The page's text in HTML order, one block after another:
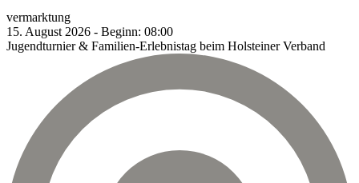
vermarktung
15. August 2026 - Beginn: 08:00
Jugendturnier & Familien-Erlebnistag beim Holsteiner Verband